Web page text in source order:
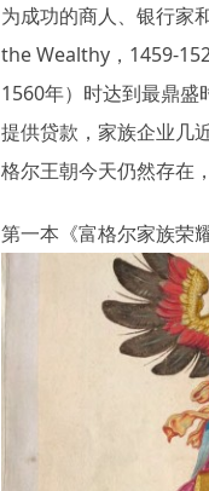
为成功的商人、银行家
the Wealthy，1459-
1560年）时达到最鼎盛
提供贷款，家族企业几
格尔王朝今天仍然存在
第一本《富格尔家族荣